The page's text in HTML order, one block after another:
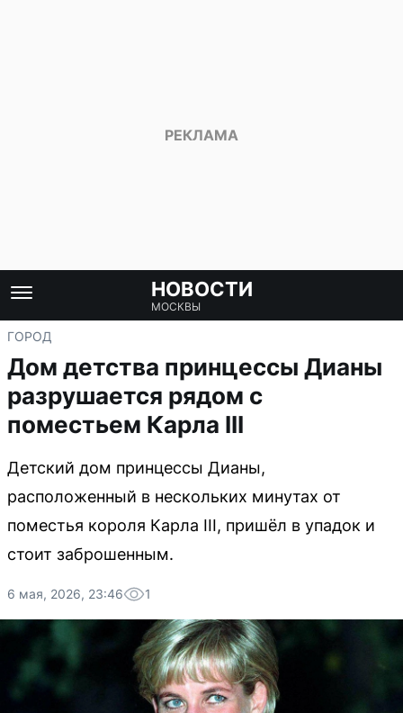
НОВОСТИ
МОСКВЫ
ГОРОД
Дом детства принцессы Дианы
разрушается рядом с
поместьем Карла III
Детский дом принцессы Дианы,
расположенный в нескольких минутах от
поместья короля Карла III, пришёл в упадок и
стоит заброшенным.
6 мая, 2026, 23:46 1